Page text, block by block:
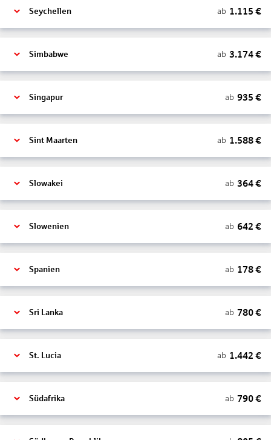
Seychellen ab 1.115 €
Simbabwe ab 3.174€
Singapur ab 935 €
Sint Maarten ab 1.588€
Slowakei ab 364€
Slowenien ab 642 €
Spanien ab 178€
Sri Lanka ab 780€
St. Lucia ab 1.442 €
Südafrika ab 790€